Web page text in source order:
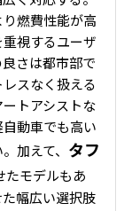
燃費性能が高
視するユーザ
さは都市部で
スなく扱える
トアシストな
動車でも高い
加えて、 タフ
たモデルもあ
幅広い選択肢